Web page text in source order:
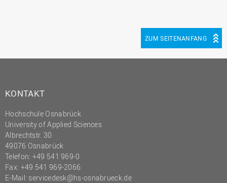
ZUM SEITENANFANG
KONTAKT
Hochschule Osnabrück
University of Applied Sciences
Albrechtstr. 30
49076 Osnabrück
Telefon: +49 541 969-0
Fax: +49 541 969-2066
E-Mail: servicedesk@hs-osnabrueck.de